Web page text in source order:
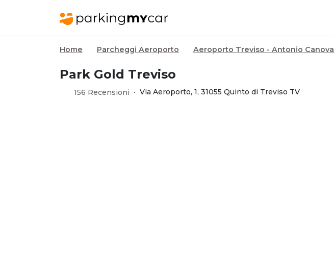
Home Parcheggi Aeroporto Aeroporto Treviso - Antonio Canova
Park Gold Treviso
156 Recensioni · Via Aeroporto, 1, 31055 Quinto di Treviso TV